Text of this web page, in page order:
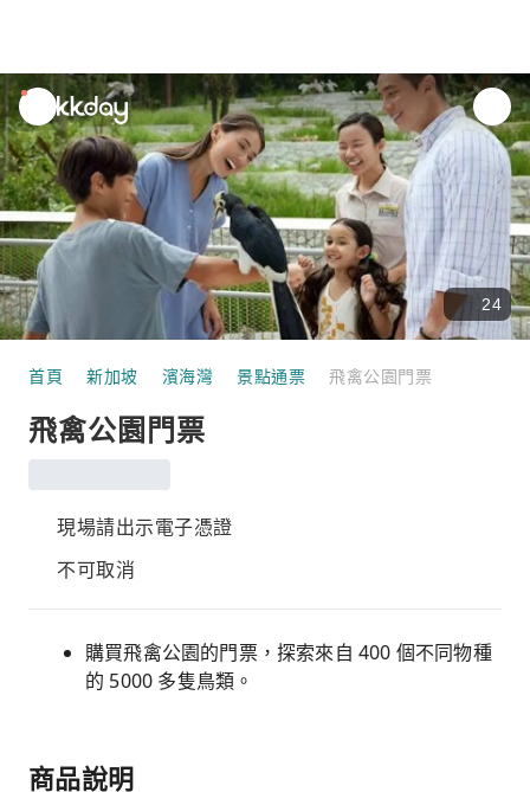
unread
notifications
24
首頁 新加坡 濱海灣 景點通票 飛禽公園門票
飛禽公園門票
現場請出示電子憑證
不可取消
購買飛禽公園的門票，探索來自 400 個不同物種
的 5000 多隻鳥類。
商品說明